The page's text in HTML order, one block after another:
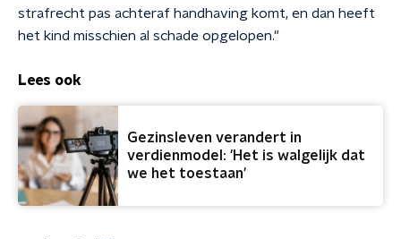
strafrecht pas achteraf handhaving komt, en dan heeft
het kind misschien al schade opgelopen."
Lees ook
Gezinsleven verandert in
verdienmodel: 'Het is walgelijk dat
we het toestaan'